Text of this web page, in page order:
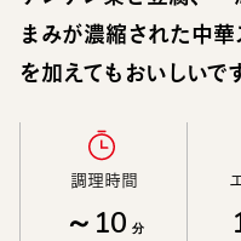
まみが濃縮された中
を加えてもおいしいです
調理時間​
～10 分